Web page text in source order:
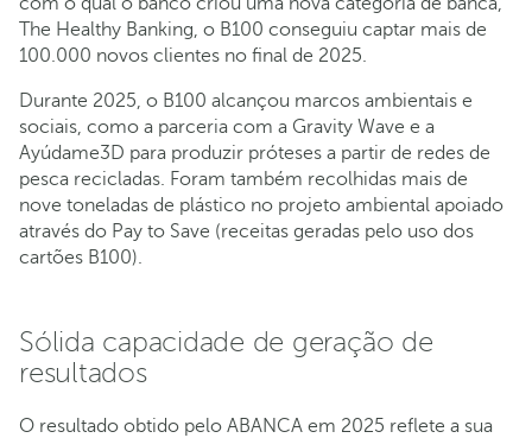
The Healthy Banking, o B100 conseguiu captar mais de
100.000 novos clientes no final de 2025.
Durante 2025, o B100 alcançou marcos ambientais e
sociais, como a parceria com a Gravity Wave e a
Ayúdame3D para produzir próteses a partir de redes de
pesca recicladas. Foram também recolhidas mais de
nove toneladas de plástico no projeto ambiental apoiado
através do Pay to Save (receitas geradas pelo uso dos
cartões B100).
Sólida capacidade de geração de
resultados
O resultado obtido pelo ABANCA em 2025 reflete a sua